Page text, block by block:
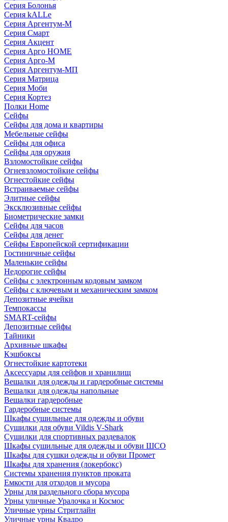
Серия Болонья
Серия kALLe
Серия Аргентум-М
Серия Смарт
Серия Акцент
Серия Арго HOME
Серия Арго-М
Серия Аргентум-МП
Серия Матрица
Серия Моби
Серия Кортез
Полки Home
Сейфы
Сейфы для дома и квартиры
Мебельные сейфы
Сейфы для офиса
Сейфы для оружия
Взломостойкие сейфы
Огневзломостойкие сейфы
Огнестойкие сейфы
Встраиваемые сейфы
Элитные сейфы
Эксклюзивные сейфы
Биометрические замки
Сейфы для часов
Сейфы для денег
Сейфы Европейской сертификации
Гостиничные сейфы
Маленькие сейфы
Недорогие сейфы
Сейфы с электронным кодовым замком
Сейфы с ключевым и механическим замком
Депозитные ячейки
Темпокассы
SMART-сейфы
Депозитные сейфы
Тайники
Архивные шкафы
Кэшбоксы
Огнестойкие картотеки
Аксессуары для сейфов и хранилищ
Вешалки для одежды и гардеробные системы
Вешалки для одежды напольные
Вешалки гардеробные
Гардеробные системы
Шкафы сушильные для одежды и обуви
Сушилки для обуви Vildis V-Shark
Сушилки для спортивных раздевалок
Шкафы сушильные для одежды и обуви ШСО
Шкафы для сушки одежды и обуви Промет
Шкафы для хранения (локербокс)
Системы хранения пунктов проката
Емкости для отходов и мусора
Урны для раздельного сбора мусора
Урны уличные Уралочка и Космос
Уличные урны Стритлайн
Уличные урны Квадро